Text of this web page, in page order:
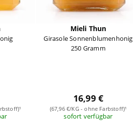
Mieli Thun
Girasole Sonnenblumenhonig
250 Gramm
16,99 €
(67,96 €/KG - ohne Farbstoff)¹
sofort verfügbar